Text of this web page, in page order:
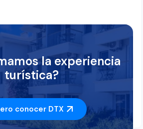
la experiencia
turística?
conocer DTX